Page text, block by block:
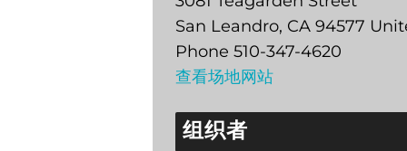
San Leandro, CA 94577
Phone 510-347-4620
查看场地网站
组织者